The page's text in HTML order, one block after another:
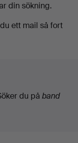
din sökning.
ett mail så fort
du på band